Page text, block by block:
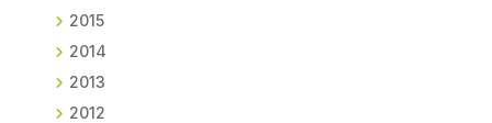
2015
2014
2013
2012